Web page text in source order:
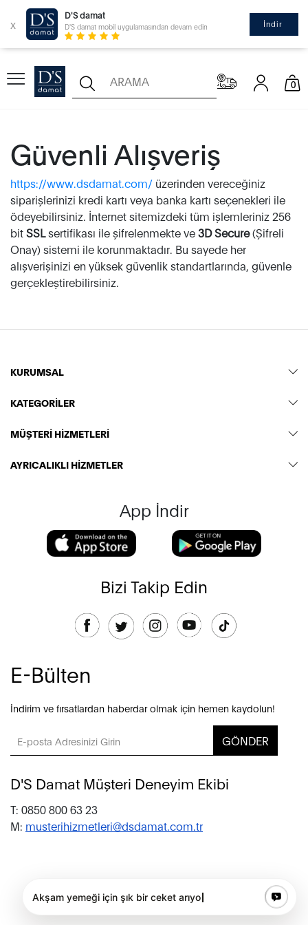
x
D'S damat
D'S damat mobil uygulamasından devam edin İndir
0
Güvenli Alışveriş
https://www.dsdamat.com/ üzerinden vereceğiniz
siparişlerinizi kredi kartı veya banka kartı seçenekleri ile
ödeyebilirsiniz. İnternet sitemizdeki tüm işlemleriniz 256
bitSSL sertifikası ile şifrelenmekte ve3D Secure(Şifreli
Onay) sistemi ile korunmaktadır. Bu sayede her
alışverişinizi en yüksek güvenlik standartlarında, güvenle
gerçekleştirebilirsiniz.
KURUMSAL
KATEGORİLER
MÜŞTERİ HİZMETLERİ
AYRICALIKLI HİZMETLER
App İndir
Bizi Takip Edin
E-Bülten
İndirim ve fırsatlardan haberdar olmak için hemen kaydolun!
GÖNDER
D'S Damat Müşteri Deneyim Ekibi
T: 0850 800 63 23
M: musterihizmetleri@dsdamat.com.tr
© 2020 D’S Damat, bütün hakları saklıdır.